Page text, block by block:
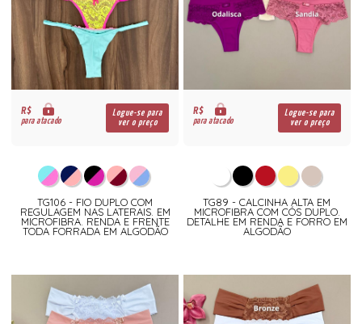
R$
para atacado
Logue-se para
ver o preço
TG106 - FIO DUPLO COM
REGULAGEM NAS LATERAIS. EM
MICROFIBRA. RENDA E FRENTE
TODA FORRADA EM ALGODÃO
R$
para atacado
Logue-se para
ver o preço
TG89 - CALCINHA ALTA EM
MICROFIBRA COM CÓS DUPLO.
DETALHE EM RENDA E FORRO EM
ALGODÃO